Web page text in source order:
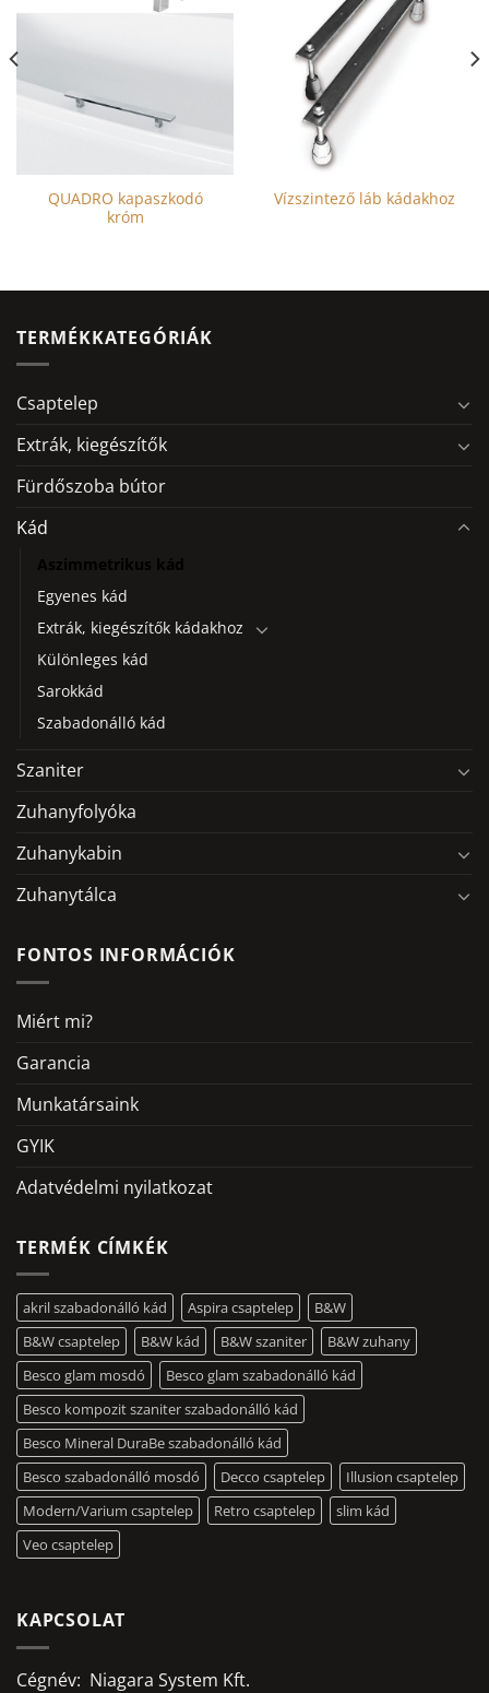
QUADRO kapaszkodó
króm
Vízszintező láb kádakhoz
TERMÉKKATEGÓRIÁK
Csaptelep
Extrák, kiegészítők
Fürdőszoba bútor
Kád
Aszimmetrikus kád
Egyenes kád
Extrák, kiegészítők kádakhoz
Különleges kád
Sarokkád
Szabadonálló kád
Szaniter
Zuhanyfolyóka
Zuhanykabin
Zuhanytálca
FONTOS INFORMÁCIÓK
Miért mi?
Garancia
Munkatársaink
GYIK
Adatvédelmi nyilatkozat
TERMÉK CÍMKÉK
akril szabadonálló kád Aspira csaptelep
B&W
B&W csaptelep
B&W kád B&W szaniter
B&W zuhany
Besco glam mosdó
Besco glam szabadonálló kád
Besco kompozit szaniter szabadonálló kád
Besco Mineral DuraBe szabadonálló kád
Besco szabadonálló mosdó
Decco csaptelep
Illusion csaptelep
Modern/Varium csaptelep
Retro csaptelep
slim kád
Veo csaptelep
KAPCSOLAT
Cégnév: Niagara System Kft.